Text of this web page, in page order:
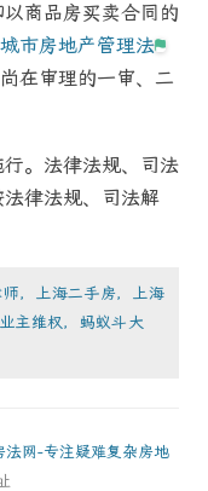
商品房买卖合同的
城市房地产管理法
在审理的一审、二
。法律法规、司法
律法规、司法解
师，上海二手房，上海
主维权，蚂蚁斗大
法网-专注疑难复杂房地